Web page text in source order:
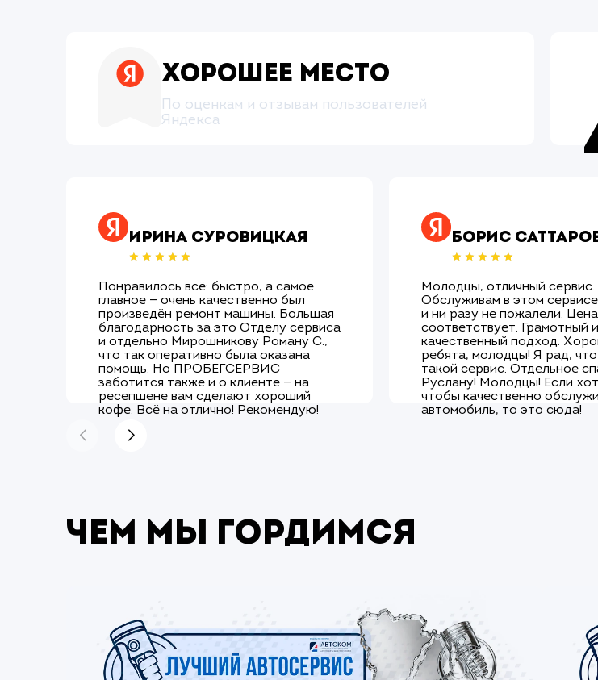
Хорошее место
По оценкам и отзывам пользователей
Яндекса
Ирина Суровицкая
Понравилось всё: быстро, а самое
главное — очень качественно был
произведён ремонт машины. Большая
благодарность за это Отделу сервиса
и отдельно Мирошникову Роману С.,
что так оперативно была оказана
помощь. Но ПРОБЕГСЕРВИС
заботится также и о клиенте — на
ресепшене вам сделают хороший
кофе. Всё на отлично! Рекомендую!
Борис
Молодцы, отличный сервис.
Обслуживам в этом
и ни разу не пожалели.
соответствует. Грамотный и
качественный подход.
ребята, молодцы! Я рад, что
такой сервис. Отдельное
Руслану! Молодцы! Если
чтобы качественно
автомобиль, то это сюда!
Чем мы гордимся